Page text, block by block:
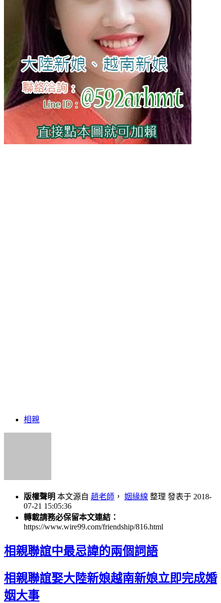
相親
版權聲明 本文源自 趙老師 ， 姻緣線 整理 發表于 2018-
07-21 15:05:36
轉載請務必保留本文連結：
https://www.wire99.com/friendship/816.html
相親聯誼中最忌諱的兩個詞語
相親聯誼娶大陸新娘越南新娘立即完成婚
姻大事